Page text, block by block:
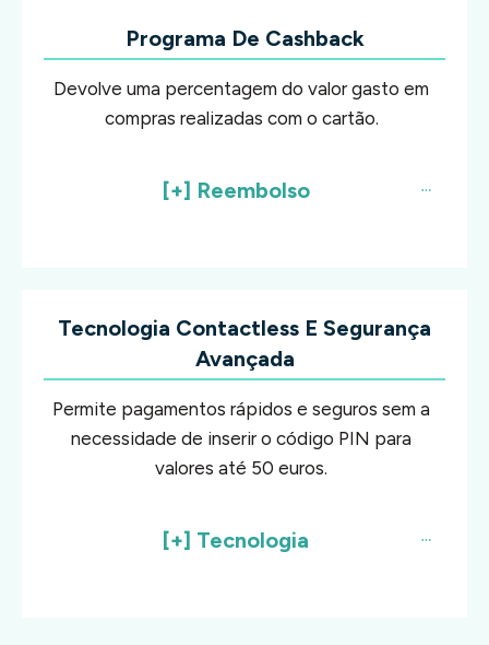
Programa De Cashback
Devolve uma percentagem do valor gasto em
compras realizadas com o cartão.
[+] Reembolso
Tecnologia Contactless E Segurança
Avançada
Permite pagamentos rápidos e seguros sem a
necessidade de inserir o código PIN para
valores até 50 euros.
[+] Tecnologia